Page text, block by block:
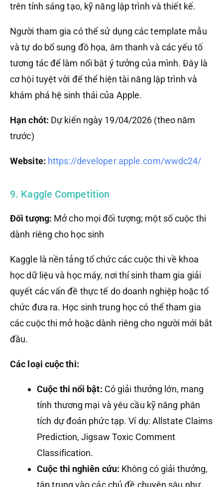
trên tính sáng tạo, kỹ năng lập trình và thiết kế.
Người tham gia có thể sử dụng các template mẫu
và tự do bổ sung đồ họa, âm thanh và các yếu tố
tương tác để làm nổi bật ý tưởng của mình. Đây là
cơ hội tuyệt vời để thể hiện tài năng lập trình và
khám phá hệ sinh thái của Apple.
Hạn chót: Dự kiến ngày 19/04/2026 (theo năm
trước)
Website: https://developer.apple.com/wwdc24/
9. Kaggle Competition
Đối tượng: Mở cho mọi đối tượng; một số cuộc thi
dành riêng cho học sinh
Kaggle là nền tảng tổ chức các cuộc thi về khoa
học dữ liệu và học máy, nơi thí sinh tham gia giải
quyết các vấn đề thực tế do doanh nghiệp hoặc tổ
chức đưa ra. Học sinh trung học có thể tham gia
các cuộc thi mở hoặc dành riêng cho người mới bắt
đầu.
Các loại cuộc thi:
Cuộc thi nổi bật: Có giải thưởng lớn, mang
tính thương mại và yêu cầu kỹ năng phân
tích dự đoán phức tạp. Ví dụ: Allstate Claims
Prediction, Jigsaw Toxic Comment
Classification.
Cuộc thi nghiên cứu: Không có giải thưởng,